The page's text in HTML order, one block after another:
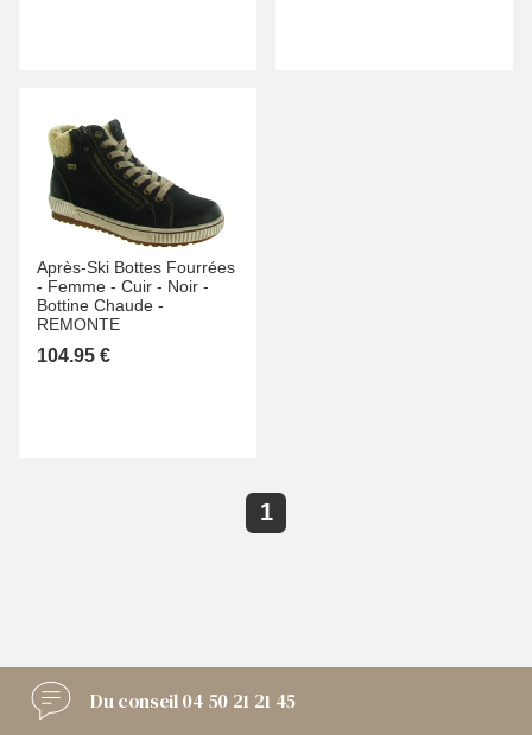
Après-Ski Bottes Fourrées
- Femme - Cuir - Noir -
Bottine Chaude -
REMONTE
104.95 €
1
Du conseil04 50 21 21 45